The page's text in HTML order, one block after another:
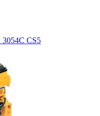
CS5